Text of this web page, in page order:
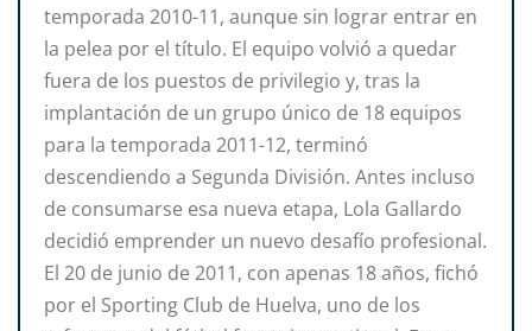
temporada 2010-11, aunque sin lograr entrar en
la pelea por el título. El equipo volvió a quedar
fuera de los puestos de privilegio y, tras la
implantación de un grupo único de 18 equipos
para la temporada 2011-12, terminó
descendiendo a Segunda División. Antes incluso
de consumarse esa nueva etapa, Lola Gallardo
decidió emprender un nuevo desafío profesional.
El 20 de junio de 2011, con apenas 18 años, fichó
por el Sporting Club de Huelva, uno de los